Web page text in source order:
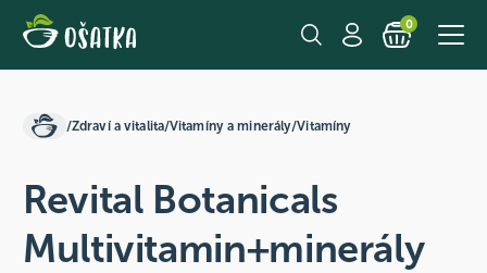
0
/Zdraví a vitalita/Vitamíny a minerály/Vitamíny
Revital Botanicals
Multivitamin+minerály